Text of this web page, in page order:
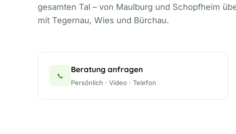
gesamten Tal – von Maulburg und Schopfheim
mit Tegernau, Wies und Bürchau.
📞
Beratung anfragen
Persönlich · Video · Telefon